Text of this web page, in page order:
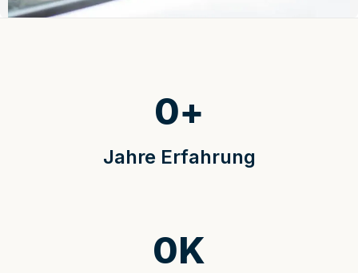
Jahre Erfahrung
0+
0K